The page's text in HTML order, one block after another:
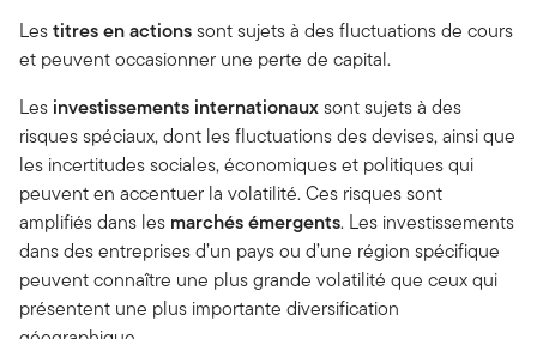
Lestitres en actionssont sujets à des fluctuations de cours
et peuvent occasionner une perte de capital.
Les investissements internationauxsont sujets à des
risques spéciaux, dont les fluctuations des devises, ainsi que
les incertitudes sociales, économiques et politiques qui
peuvent en accentuer la volatilité. Ces risques sont
amplifiés dans les marchés émergents. Les investissements
dans des entreprises d’un pays ou d’une région spécifique
peuvent connaître une plus grande volatilité que ceux qui
présentent une plus importante diversification